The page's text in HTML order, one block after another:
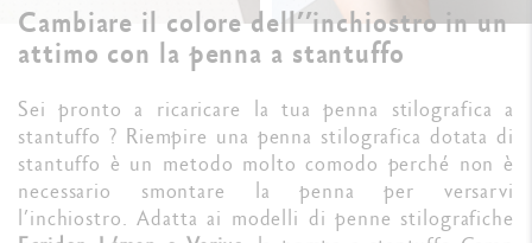
Cambiare il colore dell’’inchiostro in un
attimo con la penna a stantuffo
Sei pronto a ricaricare la tua penna stilografica a
stantuffo ? Riempire una penna stilografica dotata di
stantuffo è un metodo molto comodo perché non è
necessario smontare la penna per versarvi
l’inchiostro. Adatta ai modelli di penne stilografiche